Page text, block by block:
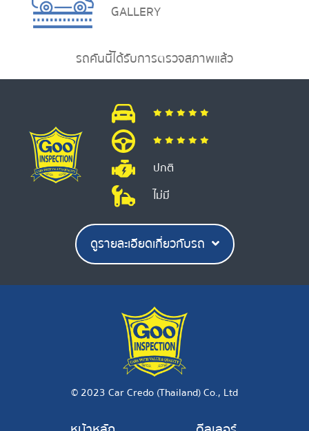
GALLERY
รถคันนี้ได้รับการตรวจสภาพแล้ว
ปกติ
ไม่มี
ดูรายละเอียดเกี่ยวกับรถ
© 2023 Car Credo (Thailand) Co., Ltd